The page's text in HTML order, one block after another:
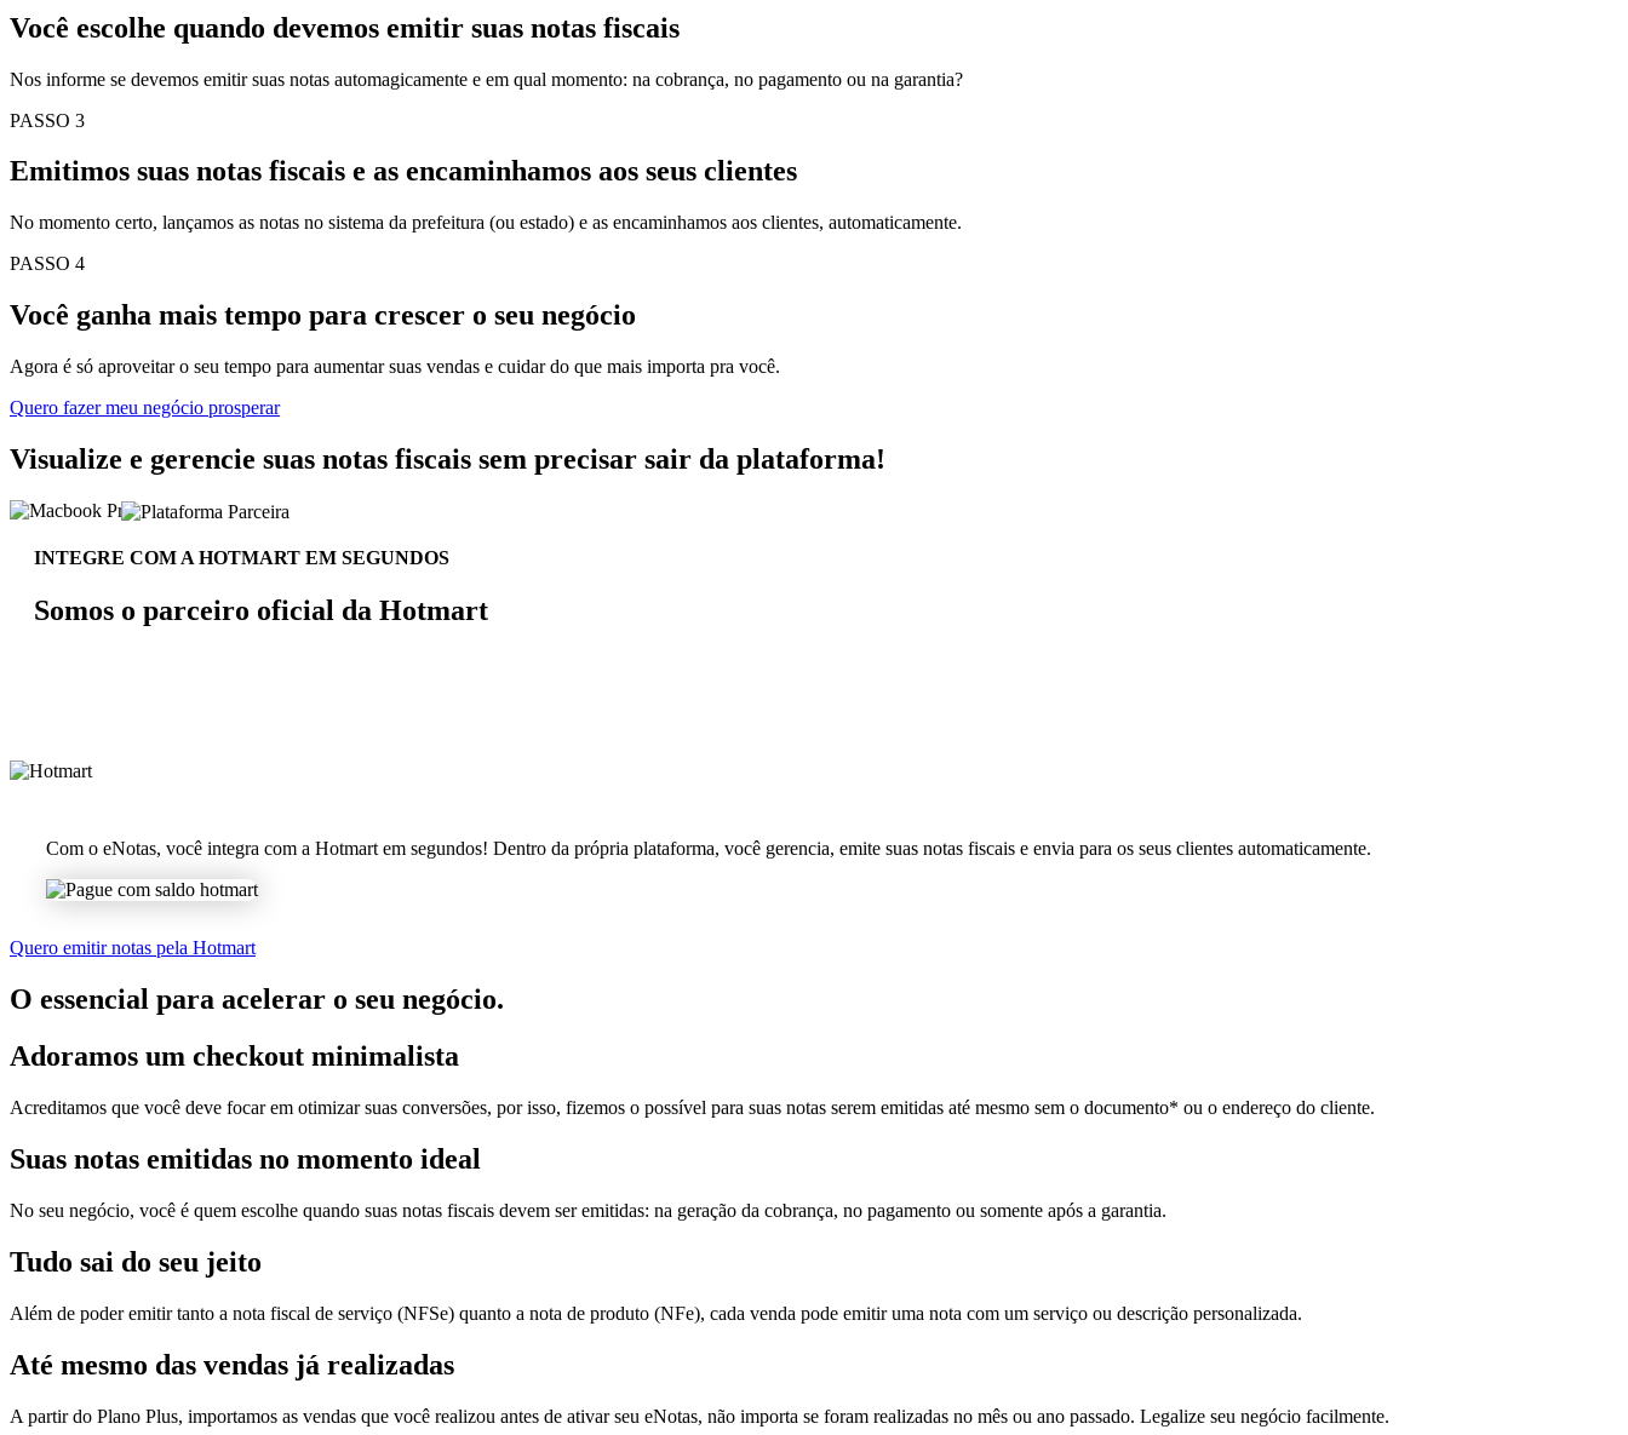
Você escolhe quando devemos emitir suas notas fiscais
Nos informe se devemos emitir suas notas automagicamente e em qual momento: na cobrança, no pagamento ou na garantia?
PASSO 3
Emitimos suas notas fiscais e as encaminhamos aos seus clientes
No momento certo, lançamos as notas no sistema da prefeitura (ou estado) e as encaminhamos aos clientes, automaticamente.
PASSO 4
Você ganha mais tempo para crescer o seu negócio
Agora é só aproveitar o seu tempo para aumentar suas vendas e cuidar do que mais importa pra você.
Quero fazer meu negócio prosperar
Visualize e gerencie suas notas fiscais sem precisar sair da plataforma!
INTEGRE COM A HOTMART EM SEGUNDOS
Somos o parceiro oficial da Hotmart
Com o eNotas, você integra com a Hotmart em segundos! Dentro da própria plataforma, você gerencia, emite suas notas fiscais e envia para os seus clientes automaticamente.
Quero emitir notas pela Hotmart
O essencial para acelerar o seu negócio.
Adoramos um checkout minimalista
Acreditamos que você deve focar em otimizar suas conversões, por isso, fizemos o possível para suas notas serem emitidas até mesmo sem o documento* ou o endereço do cliente.
Suas notas emitidas no momento ideal
No seu negócio, você é quem escolhe quando suas notas fiscais devem ser emitidas: na geração da cobrança, no pagamento ou somente após a garantia.
Tudo sai do seu jeito
Além de poder emitir tanto a nota fiscal de serviço (NFSe) quanto a nota de produto (NFe), cada venda pode emitir uma nota com um serviço ou descrição personalizada.
Até mesmo das vendas já realizadas
A partir do Plano Plus, importamos as vendas que você realizou antes de ativar seu eNotas, não importa se foram realizadas no mês ou ano passado. Legalize seu negócio facilmente.